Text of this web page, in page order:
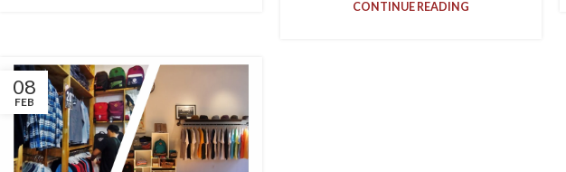
CONTINUE READING
08
FEB